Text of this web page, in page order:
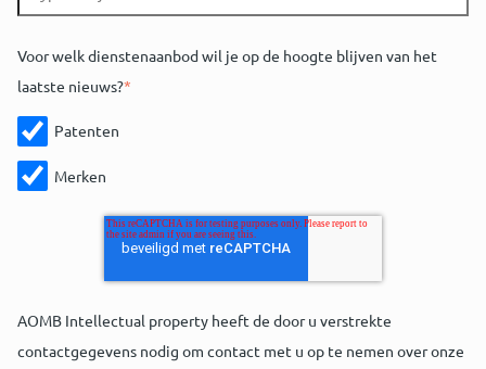
Voor welk dienstenaanbod wil je op de hoogte blijven van het
laatste nieuws?*
Patenten
Merken
AOMB Intellectual property heeft de door u verstrekte
contactgegevens nodig om contact met u op te nemen over onze